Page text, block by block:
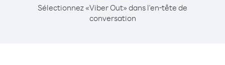
Sélectionnez «Viber Out» dans l'en-tête de
conversation